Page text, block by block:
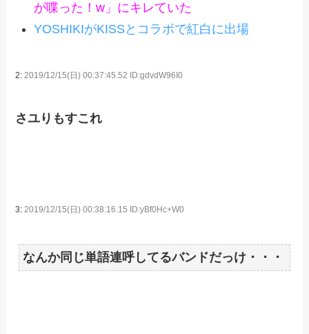
が喋った！w」にキレていた
YOSHIKIがKISSとコラボで紅白に出場
2: 2019/12/15(日) 00:37:45.52 ID:gdvdW96I0
さユりもすこれ
3:2019/12/15(日) 00:38:16.15 ID:yBf0Hc+W0
なんか同じ単語連呼してるバンドだっけ・・・